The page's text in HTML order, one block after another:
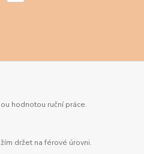
hodnotou ruční práce.
držet na férové úrovni.